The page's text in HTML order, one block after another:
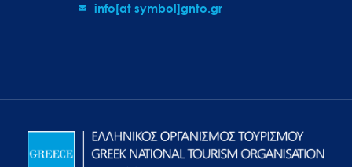
info[at symbol]gnto.gr